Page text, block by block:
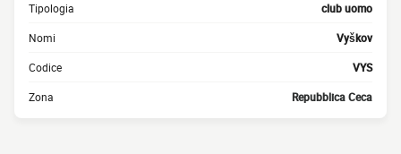
Tipologia club uomo
Nomi Vyškov
Codice VYS
Zona Repubblica Ceca